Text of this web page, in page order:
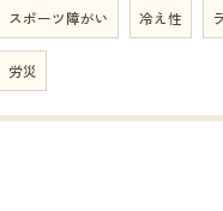
スポーツ障がい 冷え性
労災